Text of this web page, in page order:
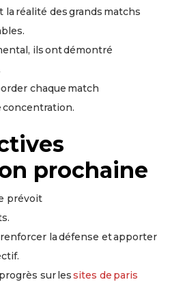
réalité des grands matchs
ils ont démontré
chaque match
concentration.
prochaine
prévoit
la défense et apporter
sur lessites de paris